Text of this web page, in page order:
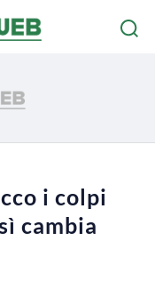
i colpi
cambia